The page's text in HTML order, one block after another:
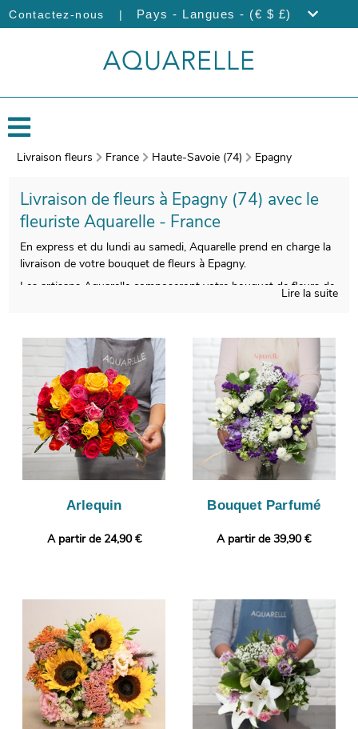
Contactez-nous | Pays - Langues - (€ $ £)
Livraison fleurs France Haute-Savoie (74) Epagny
Livraison de fleurs à Epagny (74) avec le
fleuriste Aquarelle - France
En express et du lundi au samedi, Aquarelle prend en charge la
livraison de votre bouquet de fleurs à Epagny.
Les artisans Aquarelle composeront votre bouquet de fleurs de
vous ferons parvenir cette photographie par e-mail, avant de
faire livrer votre composition florale, à votre destinataire, à
Epagny. Rendez votre cadeau plus personnel encore avec une
photo ou un message selon vos envies.
Lire la suite
Arlequin
A partir de 24,90 €
Bouquet Parfumé
A partir de 39,90 €